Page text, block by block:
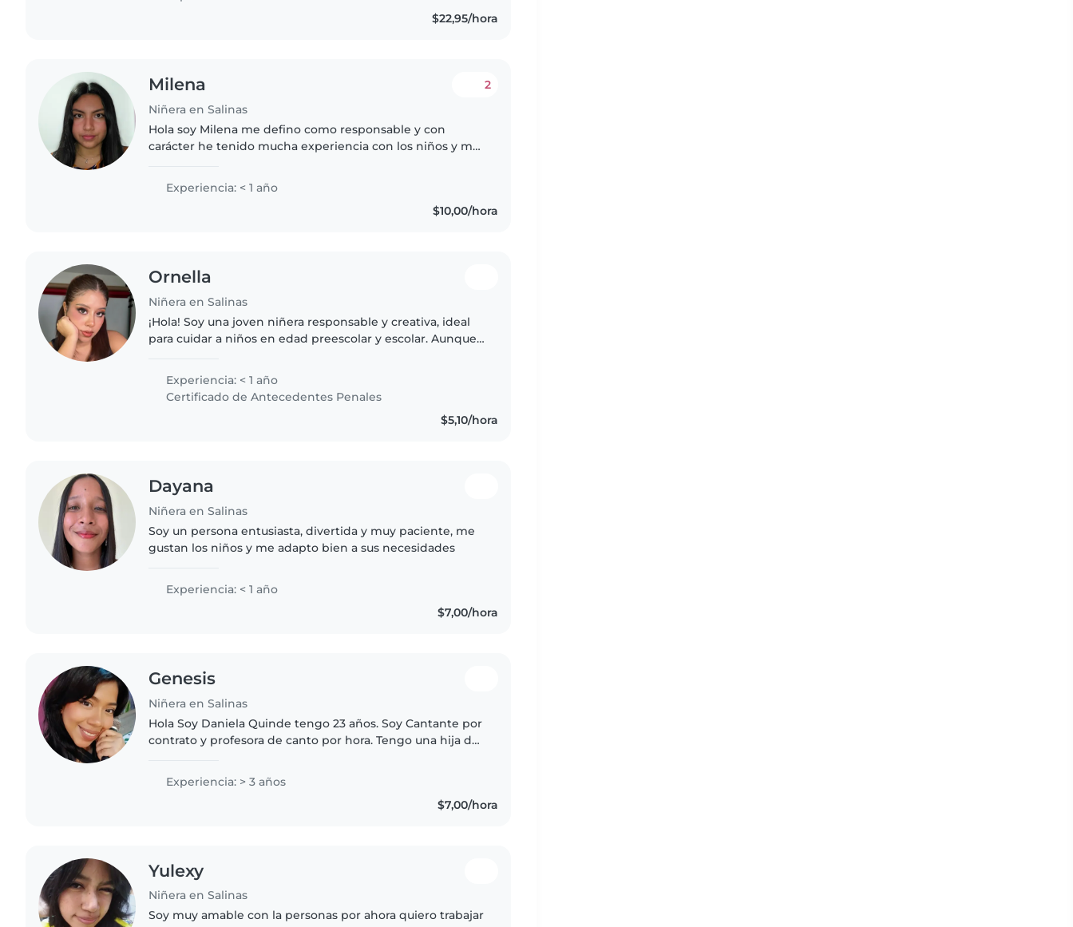
$22,95/hora
Milena
Niñera en Salinas
2
Hola soy Milena me defino como responsable y con
carácter he tenido mucha experiencia con los niños y me
que soy buena creando..
Experiencia: < 1 año
$10,00/hora
Ornella
Niñera en Salinas
¡Hola! Soy una joven niñera responsable y creativa, ideal
para cuidar a niños en edad preescolar y escolar. Aunque
capacidad..
Experiencia: < 1 año
Certificado de Antecedentes Penales
$5,10/hora
Dayana
Niñera en Salinas
Soy un persona entusiasta, divertida y muy paciente, me
gustan los niños y me adapto bien a sus necesidades
Experiencia: < 1 año
$7,00/hora
Genesis
Niñera en Salinas
Hola Soy Daniela Quinde tengo 23 años. Soy Cantante por
contrato y profesora de canto por hora. Tengo una hija de
Experiencia: > 3 años
$7,00/hora
Yulexy
Niñera en Salinas
Soy muy amable con la personas por ahora quiero trabajar